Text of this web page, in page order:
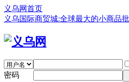
义乌网首页
义乌国际商贸城:全球最大的小商品
密码